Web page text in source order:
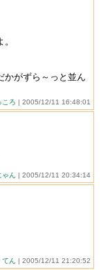
かがずら～っと並ん
ころ | 2005/12/11 16:48:01
ゃん | 2005/12/11 20:34:14
てん | 2005/12/11 21:20:52